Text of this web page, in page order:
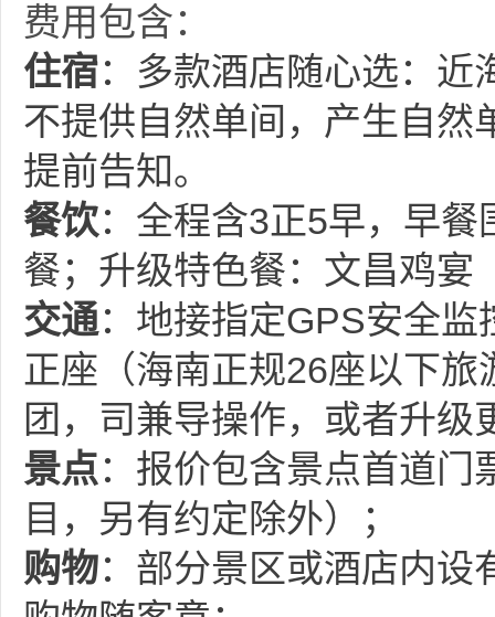
费用包含：
住宿：多款酒店随心选：近
不提供自然单间，产生自然
提前告知。
餐饮：全程含3正5早，早
餐；升级特色餐：文昌鸡宴
交通：地接指定GPS安全
正座（海南正规26座以下
团，司兼导操作，或者升级
景点：报价包含景点首道门
目，另有约定除外）；
购物：部分景区或酒店内设